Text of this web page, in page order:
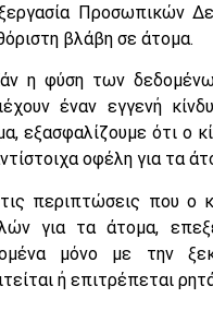
Προσωπικών
βλάβη σε άτομα.
η φύση των
έναν εγγενή
εξασφαλίζουμε ότι ο
οφέλη για τα
περιπτώσεις που ο
για τα άτομα,
μόνο με την
ή επιτρέπεται